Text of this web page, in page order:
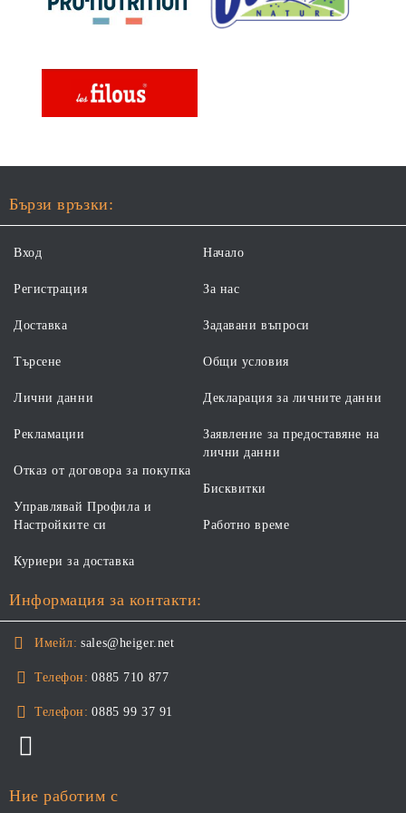
Бързи връзки:
Вход
Регистрация
Доставка
Търсене
Начало
За нас
Задавани въпроси
Общи условия
Лични данни
Рекламации
Отказ от договора за покупка
Управлявай Профила и
Настройките си
Декларация за личните данни
Заявление за предоставяне на
лични данни
Бисквитки
Работно време
Куриери за доставка
Информация за контакти:
Имейл: sales@heiger.net
Телефон: 0885 710 877
Телефон: 0885 99 37 91
Ние работим с